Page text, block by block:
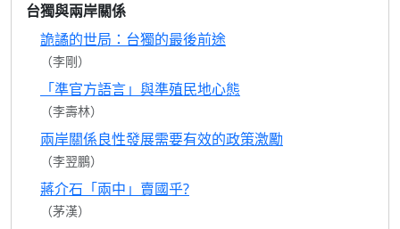
台獨與兩岸關係
詭譎的世局：台獨的最後前途
（李剛）
「準官方語言」與準殖民地心態
（李壽林）
兩岸關係良性發展需要有效的政策激勵
（李翌鵬）
蔣介石「兩中」賣國乎?
（茅漢）